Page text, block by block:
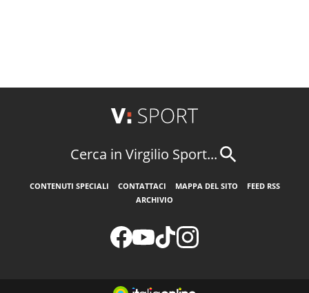
Cerca in Virgilio Sport...
CONTENUTI SPECIALI CONTATTACI MAPPA DEL SITO
FEED RSS
ARCHIVIO